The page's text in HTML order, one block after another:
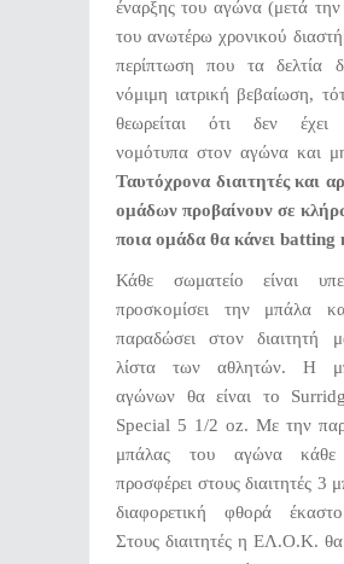
έναρξης του αγώνα (μετά την
του ανωτέρω χρονικού
περίπτωση που τα δελτία
νόμιμη ιατρική βεβαίωση,
θεωρείται ότι δεν έχει
νομότυπα στον αγώνα και
Ταυτόχρονα διαιτητές και
ομάδων προβαίνουν σε
ποια ομάδα θα κάνει batting
Κάθε σωματείο είναι
προσκομίσει την μπάλα
παραδώσει στον διαιτητή
λίστα των αθλητών. Η
αγώνων θα είναι το
Special 5 1/2 oz. Με την
μπάλας του αγώνα κάθε
προσφέρει στους διαιτητές 3
διαφορετική φθορά
Στους διαιτητές η ΕΛ.Ο.Κ. θα